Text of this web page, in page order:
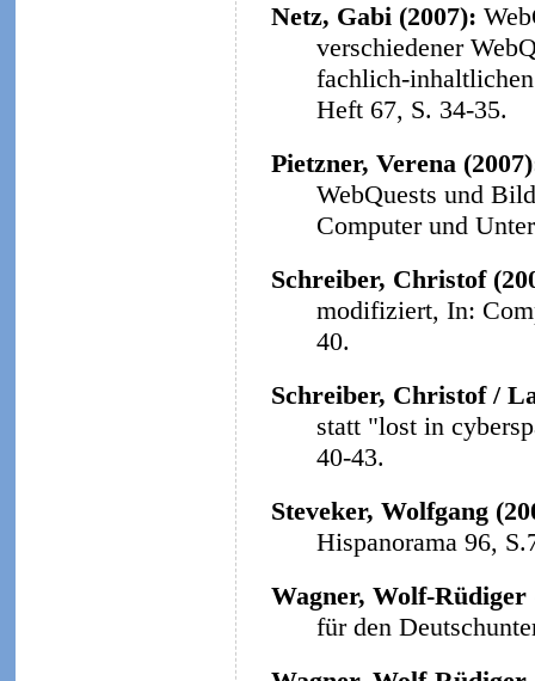
Netz, Gabi (2007):
verschiedener
fachlich-
Heft 67, S. 34-35.
Pietzner, Verena
WebQuests und
Computer und
Schreiber, Christof
modifiziert, In:
40.
Schreiber, Christof /
statt "lost in
40-43.
Steveker, Wolfgang
Hispanorama 96,
Wagner, Wolf-
für den